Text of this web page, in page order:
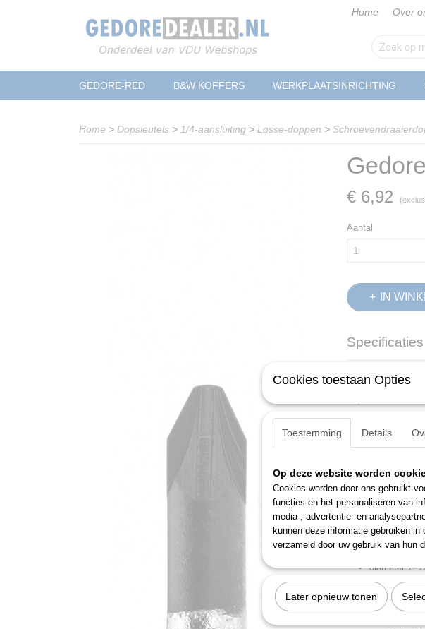
Home Over
GEDORE-RED B&W KOFFERS WERKPLAATSINRICHTING
Home > Dopsleutels > 1/4-aansluiting > Losse-doppen >
€ 6,92
Aantal
IN
Specificaties
EAN code
Omschrijving
Omschrijving
tbv
verchroomd
punt uit
punt volgens
Kenmerken
diameter 1:
gewicht:
Cookies toestaan Opties
Toestemming Details
Op deze website worden
Cookies worden door ons gebruikt
functies en het personaliseren van
media-, advertentie- en
kunnen deze informatie gebruiken
verzameld door uw gebruik van hun
Later opnieuw tonen